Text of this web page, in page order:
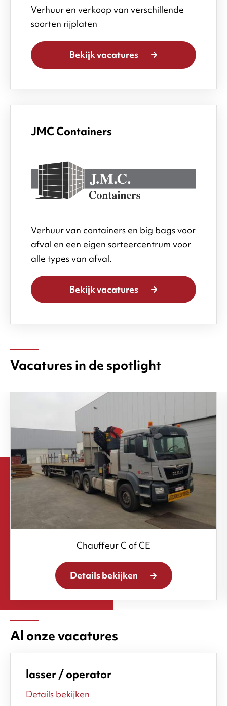
Verhuur en verkoop van verschillende
soorten rijplaten
Bekijk vacatures
JMC Containers
Verhuur van containers en big bags voor
afval en een eigen sorteercentrum voor
alle types van afval.
Bekijk vacatures
Vacatures in de spotlight
Chauffeur C of CE
Details bekijken
Al onze vacatures
lasser / operator
Details bekijken